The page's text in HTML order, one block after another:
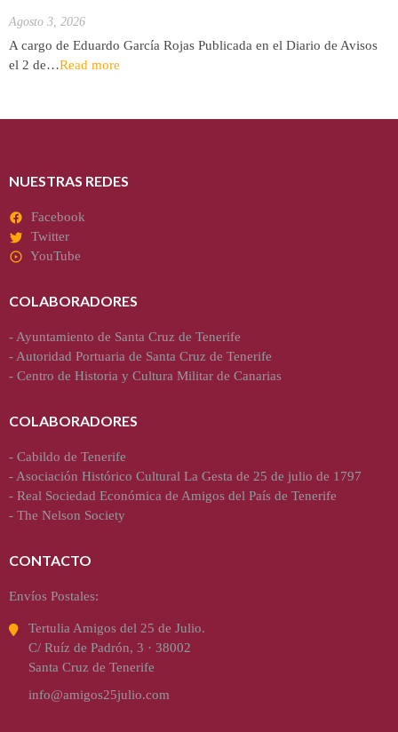
Agosto 3, 2026
A cargo de Eduardo García Rojas Publicada en el Diario de Avisos
el 2 de…Read more
NUESTRAS REDES
Facebook
Twitter
YouTube
COLABORADORES
- Ayuntamiento de Santa Cruz de Tenerife
- Autoridad Portuaria de Santa Cruz de Tenerife
- Centro de Historia y Cultura Militar de Canarias
COLABORADORES
- Cabildo de Tenerife
- Asociación Histórico Cultural La Gesta de 25 de julio de 1797
- Real Sociedad Económica de Amigos del País de Tenerife
- The Nelson Society
CONTACTO
Envíos Postales:
Tertulia Amigos del 25 de Julio.
C/ Ruíz de Padrón, 3 · 38002
Santa Cruz de Tenerife
info@amigos25julio.com